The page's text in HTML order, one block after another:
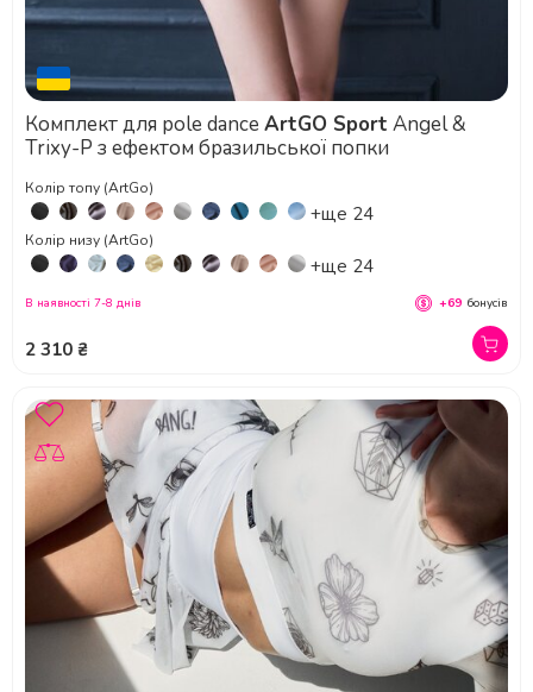
Комплект для pole dance ArtGO Sport Angel &
Trixy-P з ефектом бразильської попки
Колір топу (ArtGo)
+ще 24
Колір низу (ArtGo)
+ще 24
2 310 ₴
В наявності 7-8 днів +69 бонусів